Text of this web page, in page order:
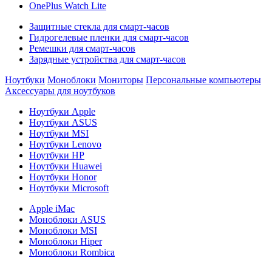
OnePlus Watch Lite
Защитные стекла для смарт-часов
Гидрогелевые пленки для смарт-часов
Ремешки для смарт-часов
Зарядные устройства для смарт-часов
Ноутбуки Моноблоки Мониторы Персональные компьютеры
Аксессуары для ноутбуков
Ноутбуки Apple
Ноутбуки ASUS
Ноутбуки MSI
Ноутбуки Lenovo
Ноутбуки HP
Ноутбуки Huawei
Ноутбуки Honor
Ноутбуки Microsoft
Apple iMac
Моноблоки ASUS
Моноблоки MSI
Моноблоки Hiper
Моноблоки Rombica